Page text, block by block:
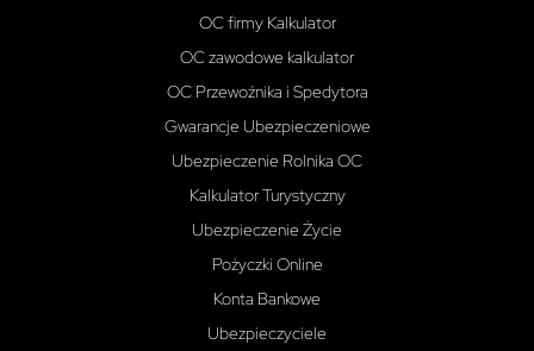
OC firmy Kalkulator
OC zawodowe kalkulator
OC Przewoźnika i Spedytora
Gwarancje Ubezpieczeniowe
Ubezpieczenie Rolnika OC
Kalkulator Turystyczny
Ubezpieczenie Życie
Pożyczki Online
Konta Bankowe
Ubezpieczyciele